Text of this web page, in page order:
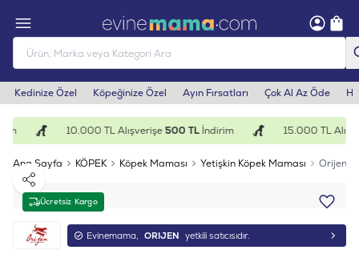
Kedinize Özel Köpeğinize Özel Ayın Fırsatları Çok Al Az Öde
10.000 TL Alışverişe500 TLİndirim 15.000 TL
Ana Sayfa KÖPEK Köpek Maması Yetişkin Köpek Maması Orijen
Ücretsiz Kargo
Paylaş
Evinemama, ORIJEN yetkili satıcısıdır.